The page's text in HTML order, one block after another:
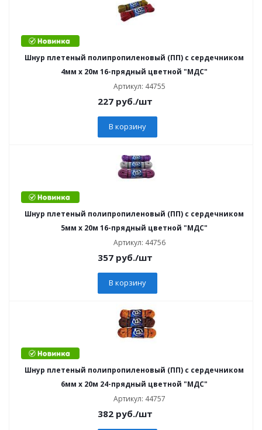
Шнур плетеный полипропиленовый (ПП) с сердечником
4мм х 20м 16-прядный цветной "МДС"
Артикул: 44755
227 руб./шт
В корзину
Шнур плетеный полипропиленовый (ПП) с сердечником
5мм х 20м 16-прядный цветной "МДС"
Артикул: 44756
357 руб./шт
В корзину
Шнур плетеный полипропиленовый (ПП) с сердечником
6мм х 20м 24-прядный цветной "МДС"
Артикул: 44757
382 руб./шт